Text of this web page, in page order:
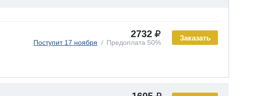
Заказать
2732
Поступит 17 ноября Предоплата 50%